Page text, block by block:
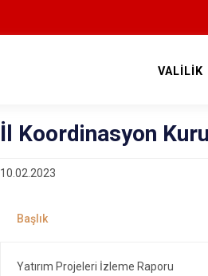
VALİLİK
İl Koordinasyon
10.02.2023
Yatırım Projeleri İzleme Raporu